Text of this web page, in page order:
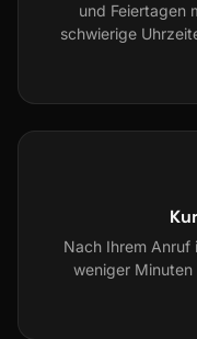
und Feiertagen
schwierige
Nach Ihrem Anruf
weniger Minuten